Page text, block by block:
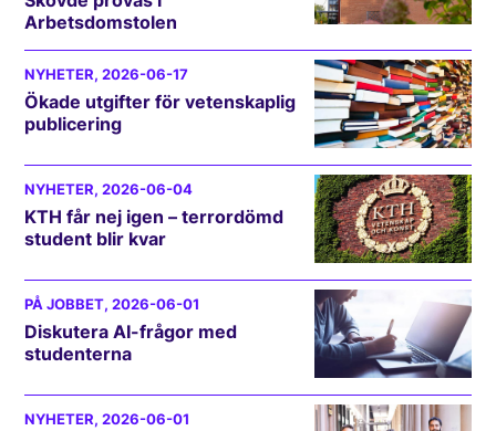
Arbetsdomstolen
NYHETER, 2026-06-17
Ökade utgifter för vetenskaplig
publicering
NYHETER, 2026-06-04
KTH får nej igen – terrordömd
student blir kvar
PÅ JOBBET, 2026-06-01
Diskutera AI-frågor med
studenterna
NYHETER, 2026-06-01